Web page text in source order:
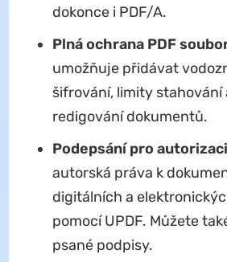
dokonce i PDF/A.
Plná ochrana PDF
umožňuje přidávat
šifrování, limity stahování
redigování dokumentů.
Podepsání pro
autorská práva k
digitálních a
pomocí UPDF. Můžete
psané podpisy.